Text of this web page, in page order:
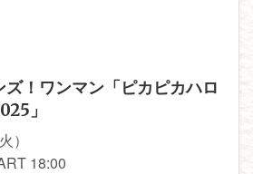
ズ！ワンマン「ピカピカハロ
」
）
18:00